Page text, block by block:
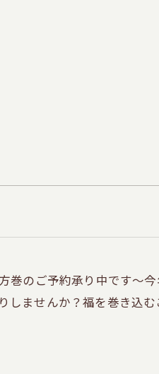
巻のご予約承り中です～
しませんか？福を巻き込